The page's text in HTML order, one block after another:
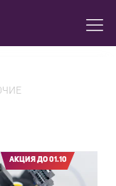
АКЦИЯ ДО 01.10